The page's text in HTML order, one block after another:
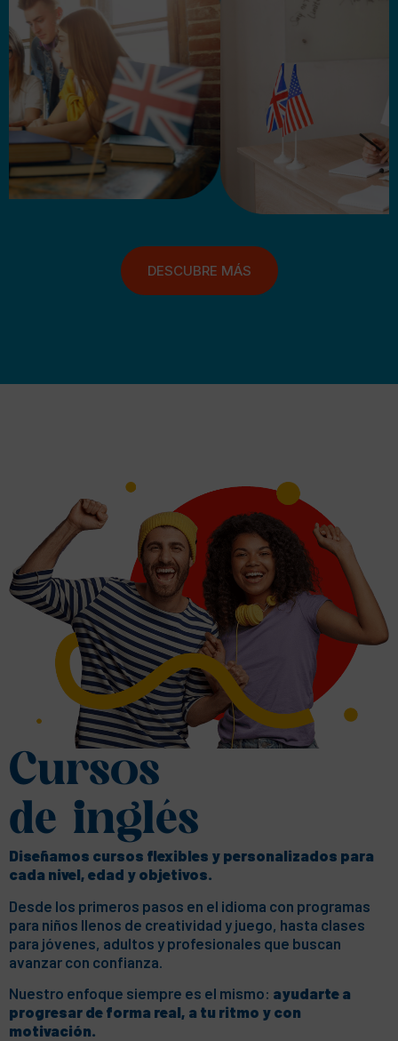
DESCUBRE MÁS
Cursos
de inglés
Diseñamos cursos flexibles y personalizados para
cada nivel, edad y objetivos.
Desde los primeros pasos en el idioma con programas
para niños llenos de creatividad y juego, hasta clases
para jóvenes, adultos y profesionales que buscan
avanzar con confianza.
Nuestro enfoque siempre es el mismo: ayudarte a
progresar de forma real, a tu ritmo y con
motivación.